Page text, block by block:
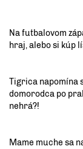
Na futbalovom
hraj, alebo si kúp
Tigrica napomína
domorodca po
nehrá?!
Mame muche sa